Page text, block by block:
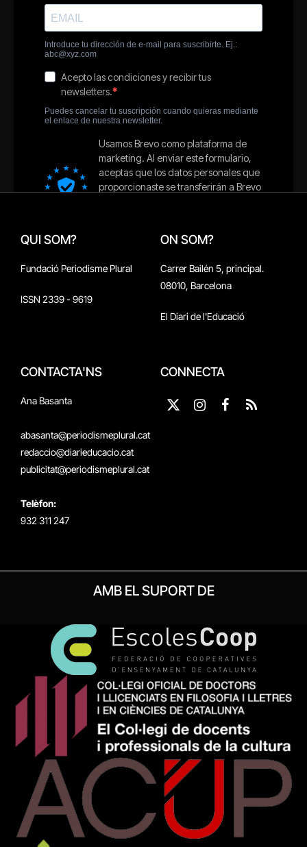
QUI SOM?
Fundació Periodisme Plural
ISSN 2339 - 9619
ON SOM?
Carrer Bailén 5, principal.
08010, Barcelona
El Diari de l'Educació
CONTACTA'NS
Ana Basanta
abasanta@periodismeplural.cat
redaccio@diarieducacio.cat
publicitat@periodismeplural.cat
Telèfon:
932 311 247
CONNECTA
X
Instagram
Facebook
RSS
AMB EL SUPORT DE